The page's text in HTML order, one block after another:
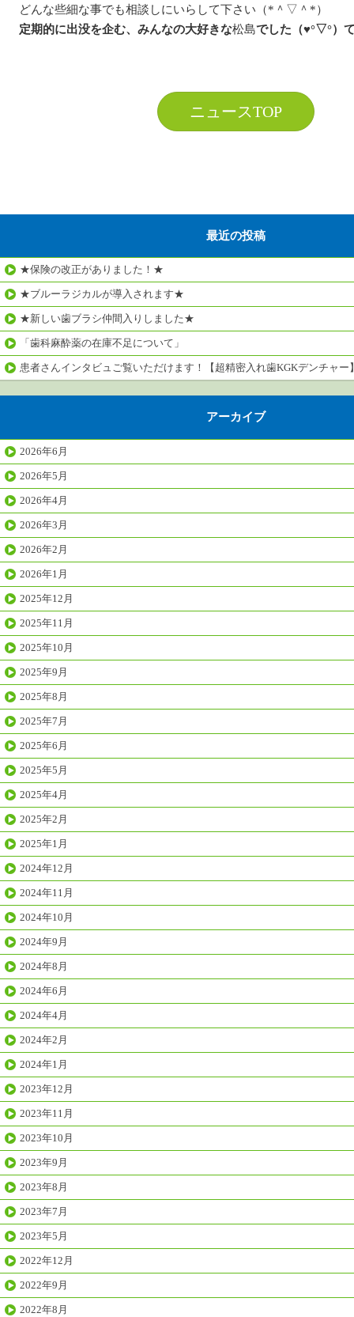
どんな些細な事でも相談しにいらして下さい（*＾▽＾*）
定期的に出没を企む、みんなの大好きな松島でした（♥°▽°）
ニュースTOP
最近の投稿
★保険の改正がありました！★
★ブルーラジカルが導入されます★
★新しい歯ブラシ仲間入りしました★
「歯科麻酔薬の在庫不足について」
患者さんインタビュご覧いただけます！【超精密入れ歯KGKデンチャー
アーカイブ
2026年6月
2026年5月
2026年4月
2026年3月
2026年2月
2026年1月
2025年12月
2025年11月
2025年10月
2025年9月
2025年8月
2025年7月
2025年6月
2025年5月
2025年4月
2025年2月
2025年1月
2024年12月
2024年11月
2024年10月
2024年9月
2024年8月
2024年6月
2024年4月
2024年2月
2024年1月
2023年12月
2023年11月
2023年10月
2023年9月
2023年8月
2023年7月
2023年5月
2022年12月
2022年9月
2022年8月